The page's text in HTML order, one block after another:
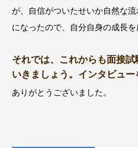
が、自信がついたせいか自然な
になったので、自分自身の成長を
それでは、これからも面接
いきましょう。インタビュー
ありがとうございました。